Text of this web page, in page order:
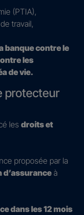
(PTIA),
travail,
banque contre le
les
de vie.
protecteur
les droits et
proposée par la
d’assuranceà
dans les 12 mois